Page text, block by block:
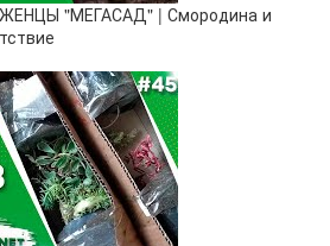
"МЕГАСАД" | Смородина и